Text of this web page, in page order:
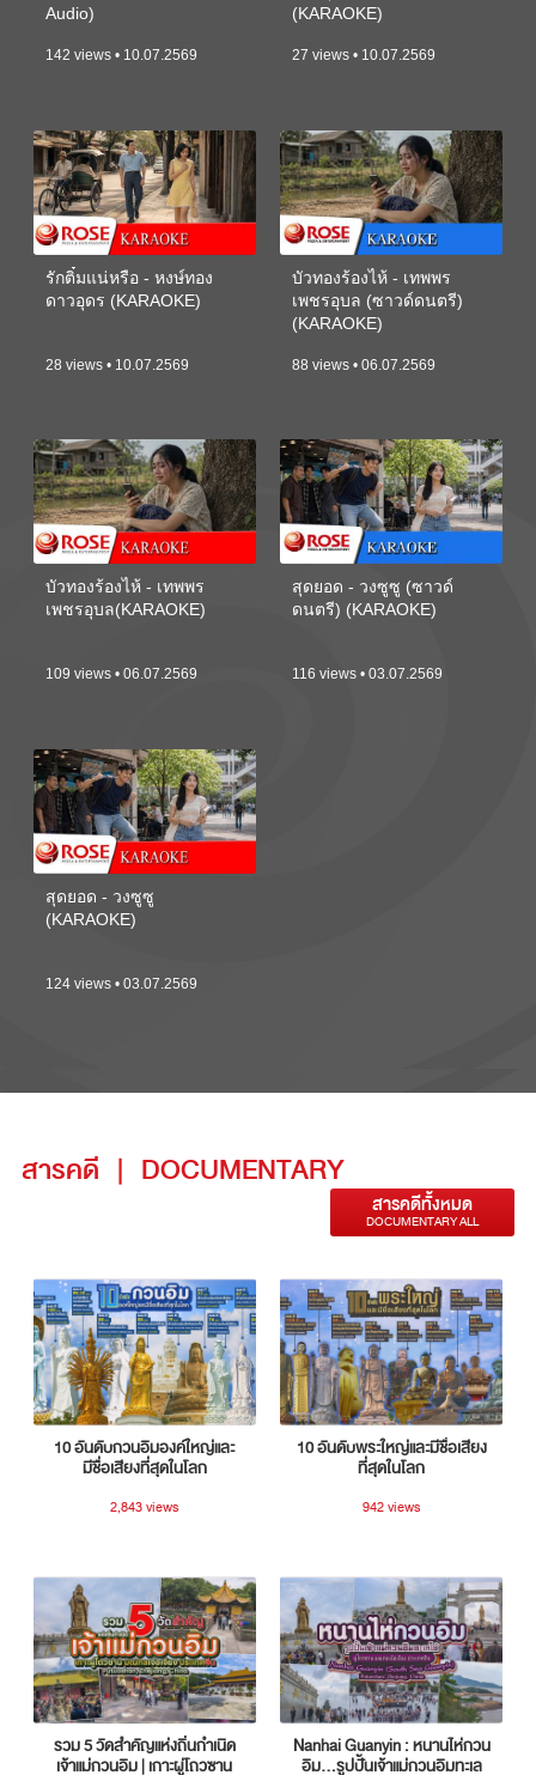
Audio)
142 views • 10.07.2569
(KARAOKE)
27 views • 10.07.2569
รักติ๋มแน่หรือ - หงษ์ทอง
ดาวอุดร (KARAOKE)
28 views • 10.07.2569
บัวทองร้องไห้ - เทพพร
เพชรอุบล (ซาวด์ดนตรี)
(KARAOKE)
88 views • 06.07.2569
บัวทองร้องไห้ - เทพพร
เพชรอุบล(KARAOKE)
109 views • 06.07.2569
สุดยอด - วงซูซู (ซาวด์
ดนตรี) (KARAOKE)
116 views • 03.07.2569
สุดยอด - วงซูซู
(KARAOKE)
124 views • 03.07.2569
สารคดี | DOCUMENTARY
สารคดีทั้งหมด
DOCUMENTARY ALL
10 อันดับกวนอิมองค์ใหญ่และ
มีชื่อเสียงที่สุดในโลก
2,843 views
10 อันดับพระใหญ่และมีชื่อเสียง
ที่สุดในโลก
942 views
รวม 5 วัดสำคัญแห่งถิ่นกำเนิด
เจ้าแม่กวนอิม | เกาะผู่โถวซาน
Nanhai Guanyin : หนานไห่กวน
อิม...รูปปั้นเจ้าแม่กวนอิมทะเล